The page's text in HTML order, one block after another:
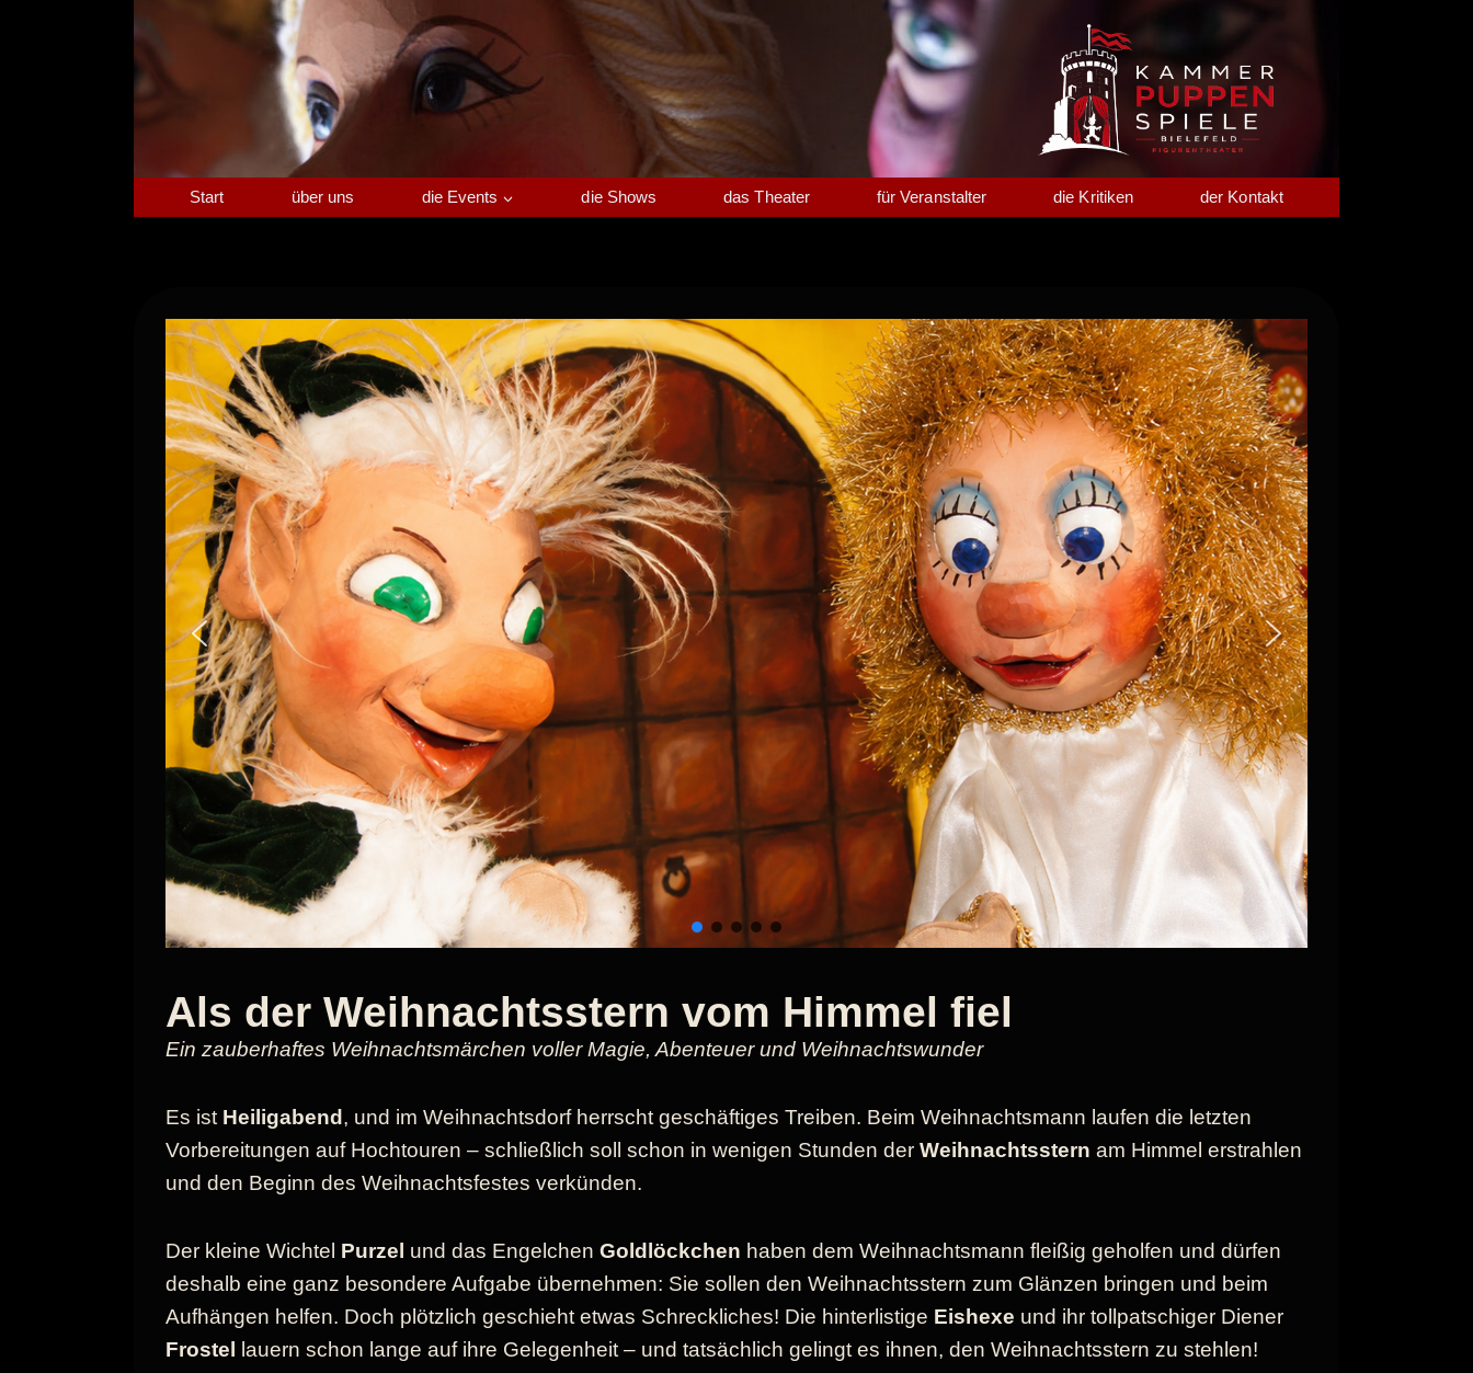
Start über uns die Events die Shows das Theater für Veranstalter die Kritiken der Kontakt
Als der Weihnachtsstern vom Himmel fiel
Ein zauberhaftes Weihnachtsmärchen voller Magie, Abenteuer und Weihnachtswunder
Es ist Heiligabend , und im Weihnachtsdorf herrscht geschäftiges Treiben. Beim Weihnachtsmann laufen die letzten
Vorbereitungen auf Hochtouren – schließlich soll schon in wenigen Stunden der Weihnachtsstern am Himmel erstrahlen
und den Beginn des Weihnachtsfestes verkünden.
Der kleine Wichtel Purzel und das Engelchen Goldlöckchen haben dem Weihnachtsmann fleißig geholfen und dürfen
deshalb eine ganz besondere Aufgabe übernehmen: Sie sollen den Weihnachtsstern zum Glänzen bringen und beim
Aufhängen helfen. Doch plötzlich geschieht etwas Schreckliches! Die hinterlistige Eishexe und ihr tollpatschiger Diener
Frostel
lauern schon lange auf ihre Gelegenheit – und tatsächlich gelingt es ihnen, den Weihnachtsstern zu stehlen!